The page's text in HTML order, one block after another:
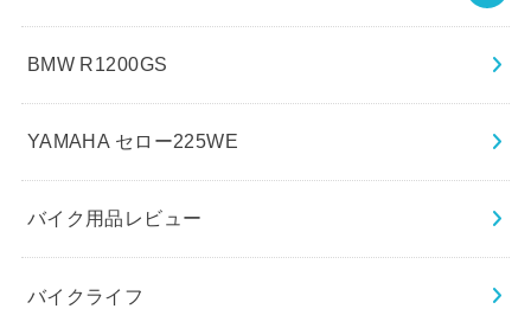
BMW R1200GS
YAMAHA セロー225WE
バイク用品レビュー
バイクライフ